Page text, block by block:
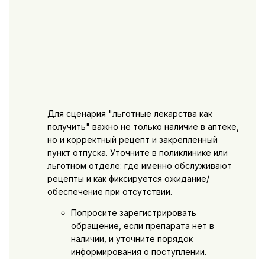
Для сценария "льготные лекарства как
получить" важно не только наличие в аптеке,
но и корректный рецепт и закрепленный
пункт отпуска. Уточните в поликлинике или
льготном отделе: где именно обслуживают
рецепты и как фиксируется ожидание/
обеспечение при отсутствии.
Попросите зарегистрировать
обращение, если препарата нет в
наличии, и уточните порядок
информирования о поступлении.